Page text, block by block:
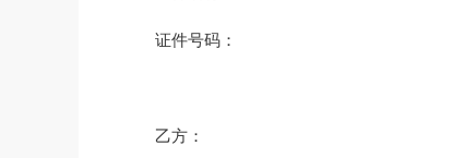
证件号码：
乙方：